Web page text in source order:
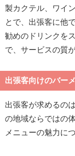
製カクテル、ワイ
とで、出張客に他
勧めのドリンクを
で、サービスの質
出張客向けのバー
出張客が求めるの
の地域ならではの
メニューの魅力に